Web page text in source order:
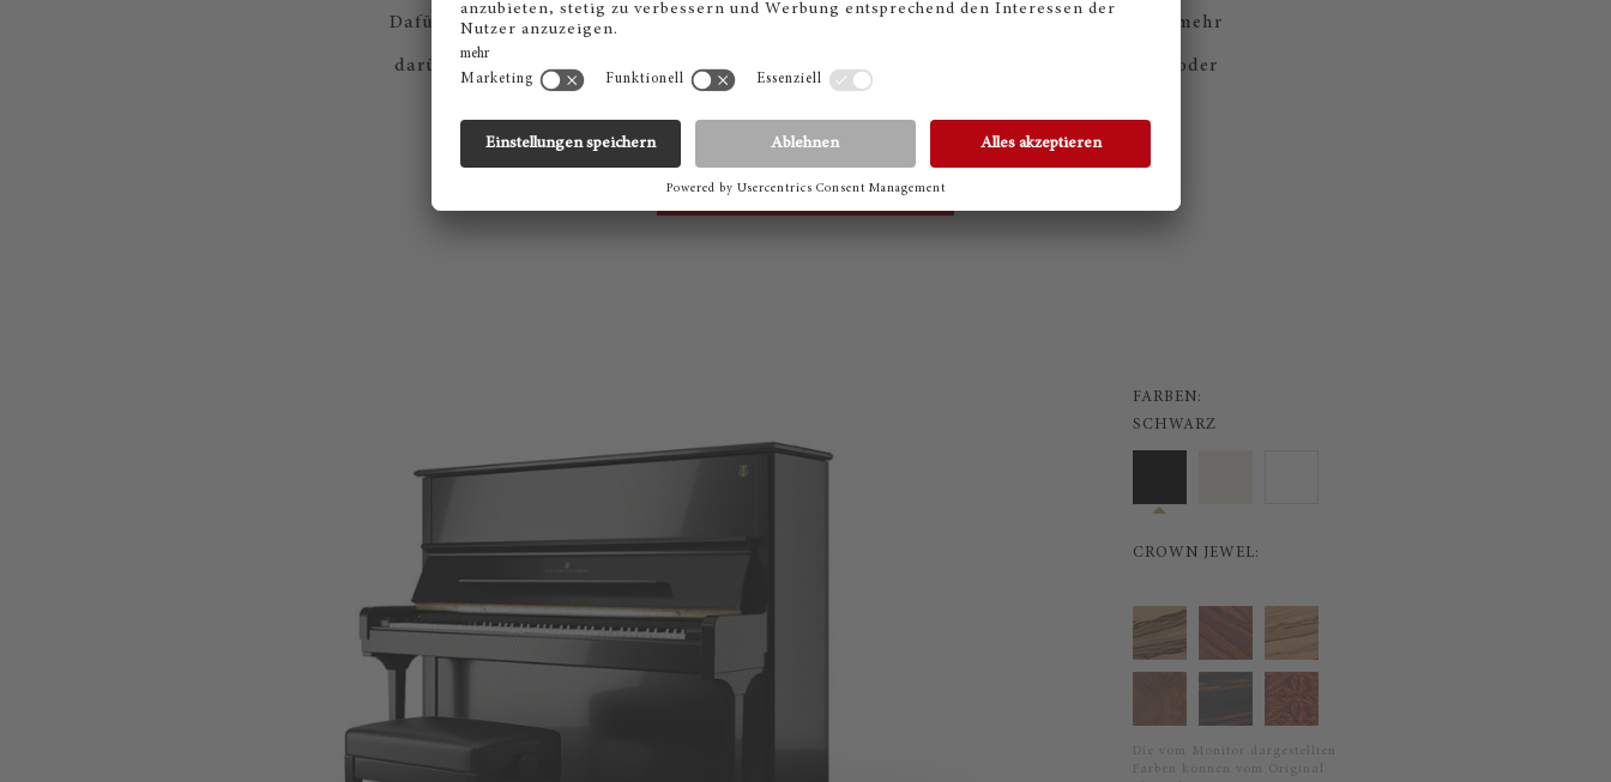
Dafür sorgt auch dasDolce Pedal , unsere sensationelle Neuentwicklung. Möchten Sie mehr
darüber erfahren? Dann vereinbaren Sie jetzt einen unverbindlichen Beratungstermin oder
JETZT TERMIN VEREINBAREN
FARBEN:
SCHWARZ
CROWN JEWEL:
Die vom Monitor dargestellten
Farben können vom Original